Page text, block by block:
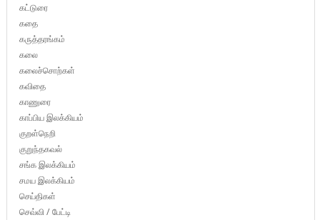
கட்டுரை
கதை
கருத்தரங்கம்
கலை
கலைச்சொற்கள்
கவிதை
காணுரை
காப்பிய இலக்கியம்
குறள்நெறி
குறுந்தகவல்
சங்க இலக்கியம்
சமய இலக்கியம்
செய்திகள்
செவ்வி / பேட்டி